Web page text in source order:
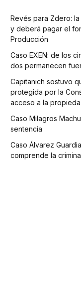
Revés para Zdero:
y deberá pagar el
Producción
Caso EXEN: de los
dos permanecen
Capitanich sostuvo
protegida por la
acceso a la
Caso Milagros
sentencia
Caso Álvarez
comprende la